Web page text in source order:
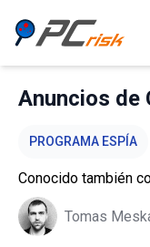
Anuncios de
PROGRAMA ESPÍA
Conocido también
Tomas